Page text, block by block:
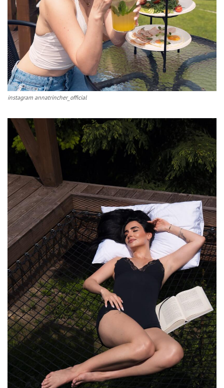
instagram annatrincher_official